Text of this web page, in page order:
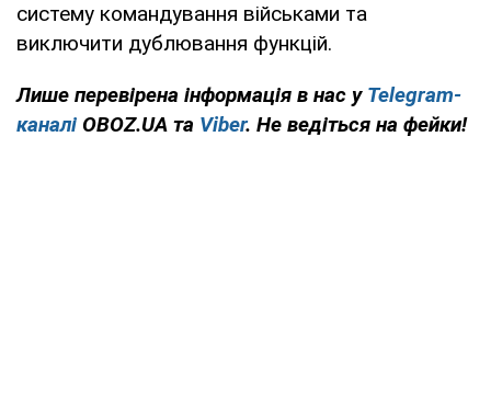
систему командування військами та
виключити дублювання функцій.
Лише перевірена інформація в нас у Telegram-
каналі OBOZ.UA та Viber. Не ведіться на фейки!